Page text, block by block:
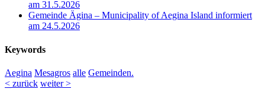
am 31.5.2026
Gemeinde Ägina – Municipality of Aegina Island informiert
am 24.5.2026
Keywords
Aegina Mesagros alle Gemeinden.
< zurück weiter >